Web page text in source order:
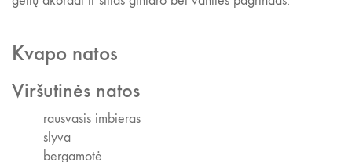
Kvapo natos
Viršutinės natos
rausvasis imbieras
slyva
bergamotė